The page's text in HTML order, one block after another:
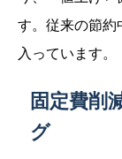
す。従来の節約
入っています。
固定費削
グ